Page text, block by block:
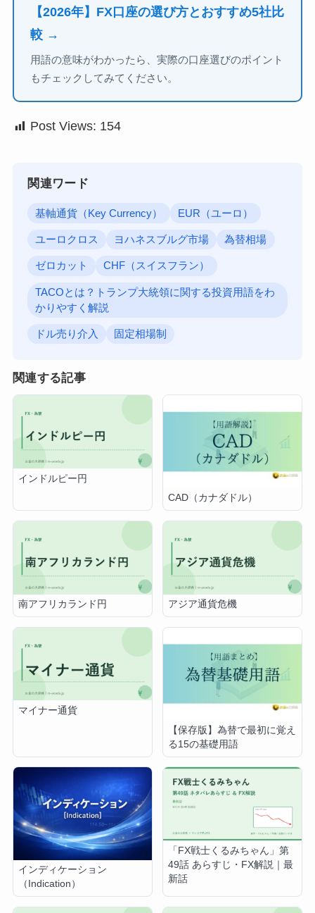
【2026年】FX口座の選び方とおすすめ5社比
較 →
用語の意味がわかったら、実際の口座選びのポイント
もチェックしてみてください。
Post Views: 154
関連ワード
基軸通貨（Key Currency） EUR（ユーロ）
ユーロクロス ヨハネスブルグ市場 為替相場
ゼロカット CHF（スイスフラン）
TACOとは？トランプ大統領に関する投資用語をわ
かりやすく解説
ドル売り介入 固定相場制
関連する記事
インドルピー円
CAD（カナダドル）
南アフリカランド円 アジア通貨危機
マイナー通貨
【保存版】為替で最初に覚え
る15の基礎用語
インディケーション
（Indication）
「FX戦士くるみちゃん」第
49話 あらすじ・FX解説｜最
新話